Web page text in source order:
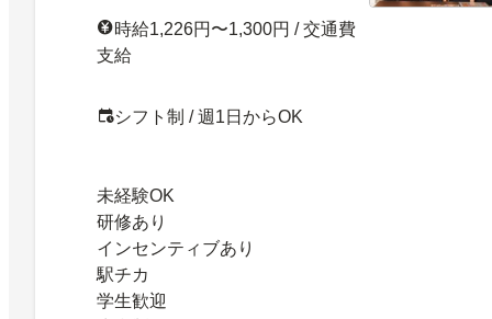
時給1,226円〜1,300円 / 交通費
支給
シフト制 / 週1日からOK
未経験OK
研修あり
インセンティブあり
駅チカ
学生歓迎